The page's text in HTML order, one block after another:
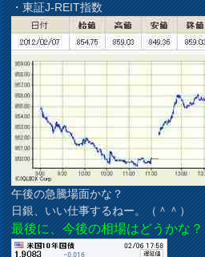
・東証J-REIT指数
午後の急騰場面かな？
日銀、いい仕事するねー。（＾＾）
最後に、今後の相場はどうかな？